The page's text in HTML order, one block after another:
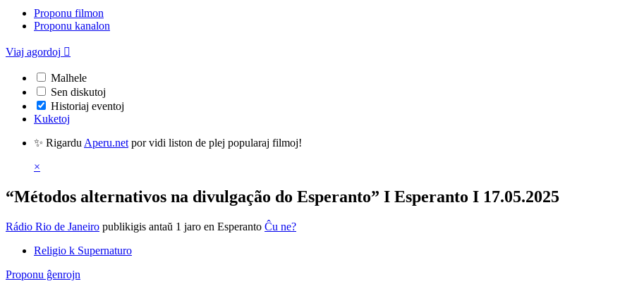
Proponu filmon
Proponu kanalon
Viaj agordoj 
Malhele
Sen diskutoj
Historiaj eventoj
Kuketoj
✨ Rigardu Aperu.net por vidi liston de plej popularaj filmoj!
×
“Métodos alternativos na divulgação do Esperanto” I Esperanto I 17.05.2025
Rádio Rio de Janeiro publikigis antaŭ 1 jaro en Esperanto Ĉu ne?
Religio k Supernaturo
Proponu ĝenrojn